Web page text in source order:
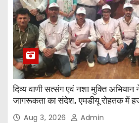
दिव्य वाणी सत्संग एवं नशा मुक्ति अभियान
जागरूकता का संदेश, एमडीयू रोहतक में
संकल्पAug 3, 2026 Admin